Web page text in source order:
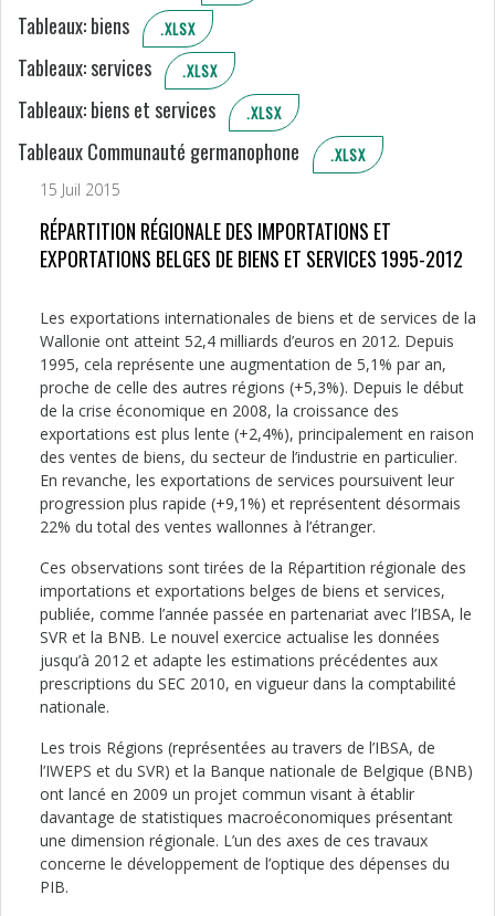
Tableaux: biens .XLSX
Tableaux: services .XLSX
Tableaux: biens et services .XLSX
Tableaux Communauté germanophone .XLSX
15 Juil 2015
RÉPARTITION RÉGIONALE DES IMPORTATIONS ET
EXPORTATIONS BELGES DE BIENS ET SERVICES 1995-2012
Les exportations internationales de biens et de services de la
Wallonie ont atteint 52,4 milliards d’euros en 2012. Depuis
1995, cela représente une augmentation de 5,1% par an,
proche de celle des autres régions (+5,3%). Depuis le début
de la crise économique en 2008, la croissance des
exportations est plus lente (+2,4%), principalement en raison
des ventes de biens, du secteur de l’industrie en particulier.
En revanche, les exportations de services poursuivent leur
progression plus rapide (+9,1%) et représentent désormais
22% du total des ventes wallonnes à l’étranger.
Ces observations sont tirées de la Répartition régionale des
importations et exportations belges de biens et services,
publiée, comme l’année passée en partenariat avec l’IBSA, le
SVR et la BNB. Le nouvel exercice actualise les données
jusqu’à 2012 et adapte les estimations précédentes aux
prescriptions du SEC 2010, en vigueur dans la comptabilité
nationale.
Les trois Régions (représentées au travers de l’IBSA, de
l’IWEPS et du SVR) et la Banque nationale de Belgique (BNB)
ont lancé en 2009 un projet commun visant à établir
davantage de statistiques macroéconomiques présentant
une dimension régionale. L’un des axes de ces travaux
concerne le développement de l’optique des dépenses du
PIB.